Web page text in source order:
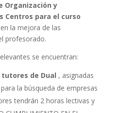
Organización y
Centros para el curso
la mejora de las
profesorado.
se encuentran:
de Dual , asignadas
la búsqueda de empresas
tendrán 2 horas lectivas y